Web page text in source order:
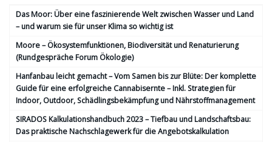
Das Moor: Über eine faszinierende Welt zwischen Wasser und Land
– und warum sie für unser Klima so wichtig ist
Moore – Ökosystemfunktionen, Bio­diversität und Renaturierung
(Rundgespräche Forum Ökologie)
Hanfanbau leicht gemacht – Vom Samen bis zur Blüte: Der komplette
Guide für eine erfolgreiche Cannabisernte – Inkl. Strategien für
Indoor, Outdoor, Schädlingsbekämpfung und Nährstoffmanagement
SIRADOS Kalkulationshandbuch 2023 – Tiefbau und Landschaftsbau:
Das praktische Nachschlagewerk für die Angebotskalkulation